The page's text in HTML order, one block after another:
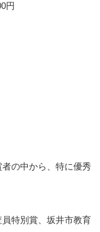
円
の中から、特に優秀
特別賞、坂井市教育